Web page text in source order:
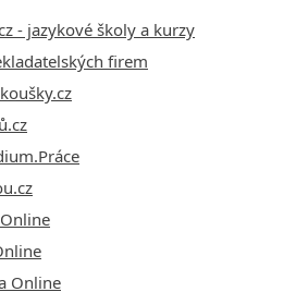
- jazykové školy a kurzy
firem
Online